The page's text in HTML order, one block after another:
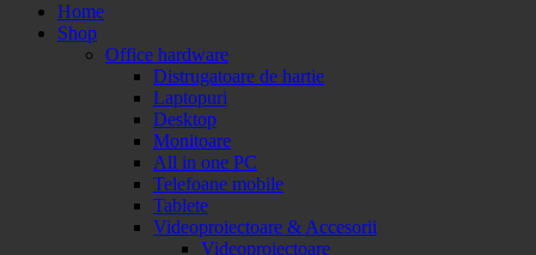
Home
Shop
Office hardware
Distrugatoare de hartie
Laptopuri
Desktop
Monitoare
All in one PC
Telefoane mobile
Tablete
Videoproiectoare & Accesorii
Videoproiectoare